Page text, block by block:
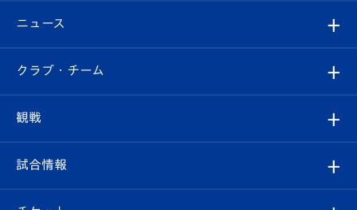
ニュース
すべて
クラブ
試合情報
クラブ・チーム
クラブ概要
観戦
観戦ルール
試合情報